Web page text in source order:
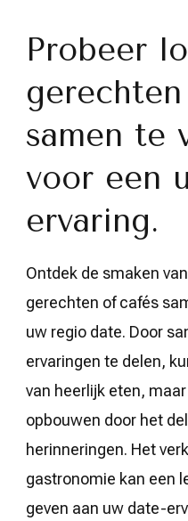
Probeer
samen te
voor een
ervaring.
Ontdek de smaken
gerechten of cafés
uw regio date. Door
ervaringen te delen,
van heerlijk eten,
opbouwen door het
herinneringen. Het
gastronomie kan een
geven aan uw date-